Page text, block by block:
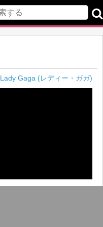
Lady Gaga (レディー・ガガ)